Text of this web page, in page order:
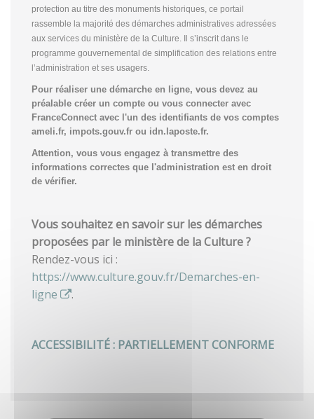
protection au titre des monuments historiques, ce portail
rassemble la majorité des démarches administratives adressées
aux services du ministère de la Culture. Il s’inscrit dans le
programme gouvernemental de simplification des relations entre
l’administration et ses usagers.
Pour réaliser une démarche en ligne, vous devez au
préalable créer un compte ou vous connecter avec
FranceConnect avec l'un des identifiants de vos comptes
ameli.fr, impots.gouv.fr ou idn.laposte.fr.
Attention, vous vous engagez à transmettre des
informations correctes que l'administration est en droit
de vérifier.
Vous souhaitez en savoir sur les démarches
proposées par le ministère de la Culture ?
Rendez-vous ici :
https://www.culture.gouv.fr/Demarches-en-
ligne
.
ACCESSIBILITÉ : PARTIELLEMENT CONFORME